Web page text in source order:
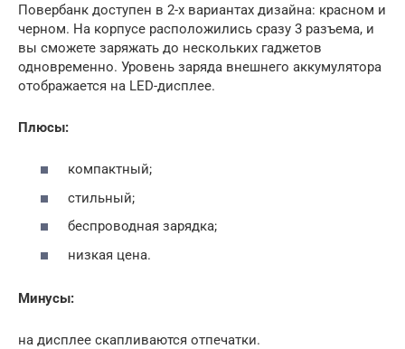
Повербанк доступен в 2-х вариантах дизайна: красном и
черном. На корпусе расположились сразу 3 разъема, и
вы сможете заряжать до нескольких гаджетов
одновременно. Уровень заряда внешнего аккумулятора
отображается на LED-дисплее.
Плюсы:
компактный;
стильный;
беспроводная зарядка;
низкая цена.
Минусы:
на дисплее скапливаются отпечатки.